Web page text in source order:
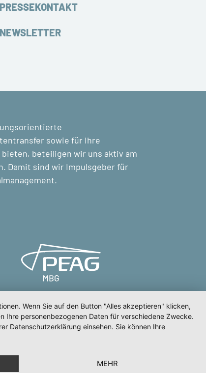
PRESSEKONTAKT
NEWSLETTER
sowie für Ihre
beteiligen wir uns aktiv am
Damit sind wir Impulsgeber für
Barrierefreiheit
Wenn Sie auf den Button "Alles akzeptieren" klicken,
Ihre personenbezogenen Daten für verschiedene Zwecke.
Datenschutzerklärung einsehen. Sie können Ihre
MEHR